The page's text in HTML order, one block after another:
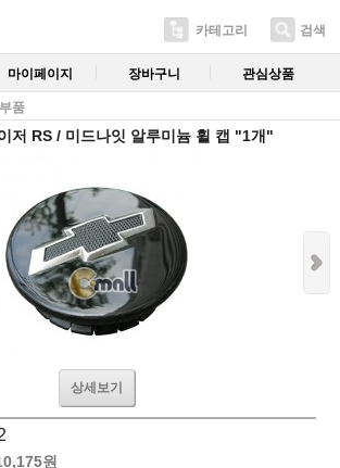
카테고리 검색
마이페이지 장바구니 관심상품
품
저 RS / 미드나잇 알루미늄 휠 캡 "1개"
상세보기
원